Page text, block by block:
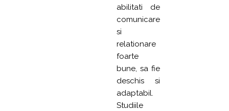
abilitati de
comunicare
si
relationare
foarte
bune, sa fie
deschis si
adaptabil.
Studiile